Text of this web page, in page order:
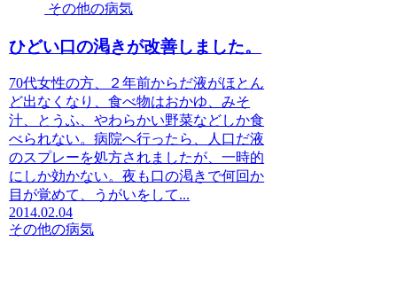
その他の病気
ひどい口の渇きが改善しました。
70代女性の方、２年前からだ液がほとん
ど出なくなり、食べ物はおかゆ、みそ
汁、とうふ、やわらかい野菜などしか食
べられない。病院へ行ったら、人口だ液
のスプレーを処方されましたが、一時的
にしか効かない。夜も口の渇きで何回か
目が覚めて、うがいをして...
2014.02.04
その他の病気